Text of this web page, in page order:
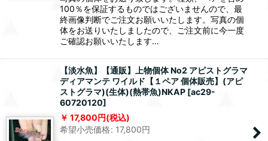
100％を保証するものではございませんので、最
終画像判断でご注文お願いいたします。写真の個
体をお送りいたしましたので、ご注文前に今一度
ご確認お願いいたします…
【淡水魚】【通販】上物個体 No2 アピストグラマ
ディアマンテ ワイルド【１ペア 個体販売】(アピ
ストグラマ)(生体)(熱帯魚)NKAP [ac29-
60720120]
17,800円(税込)
希望小売価格: 17,800円